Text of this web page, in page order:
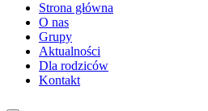
Strona główna
O nas
Grupy
Aktualności
Dla rodziców
Kontakt